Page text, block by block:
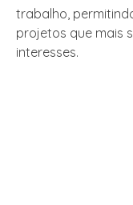
trabalho,
projetos que mais
interesses.